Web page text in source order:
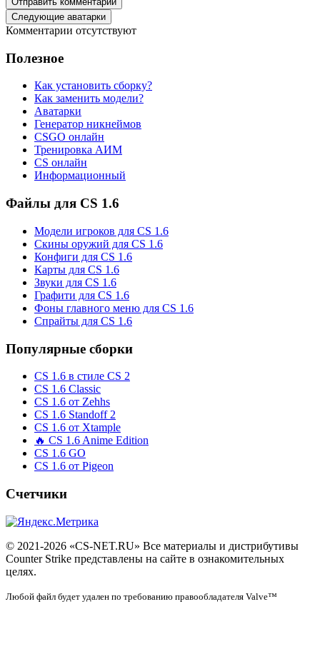
Следующие аватарки
Комментарии отсутствуют
Полезное
Как установить сборку?
Как заменить модели?
Аватарки
Генератор никнеймов
CSGO онлайн
Тренировка АИМ
CS онлайн
Информационный
Файлы для CS 1.6
Модели игроков для CS 1.6
Скины оружий для CS 1.6
Конфиги для CS 1.6
Карты для CS 1.6
Звуки для CS 1.6
Графити для CS 1.6
Фоны главного меню для CS 1.6
Спрайты для CS 1.6
Популярные сборки
CS 1.6 в стиле CS 2
CS 1.6 Classic
CS 1.6 от Zehhs
CS 1.6 Standoff 2
CS 1.6 от Xtample
🔥 CS 1.6 Anime Edition
CS 1.6 GO
CS 1.6 от Pigeon
Счетчики
© 2021-2026 «CS-NET.RU» Все материалы и дистрибутивы
Counter Strike представлены на сайте в ознакомительных
целях.
Любой файл будет удален по требованию правообладателя Valve™